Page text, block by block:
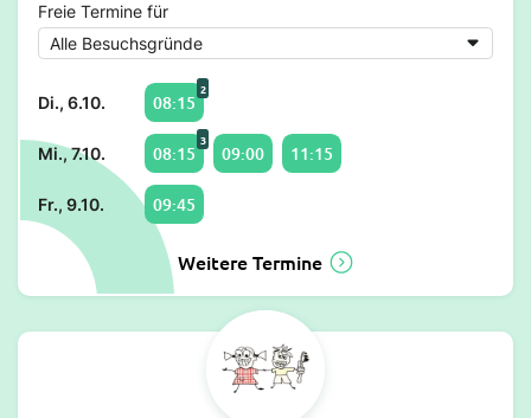
Freie Termine für
Di., 6.10. 08:15
2
Mi., 7.10. 08:15
3
09:00 11:15
Fr., 9.10. 09:45
Weitere Termine